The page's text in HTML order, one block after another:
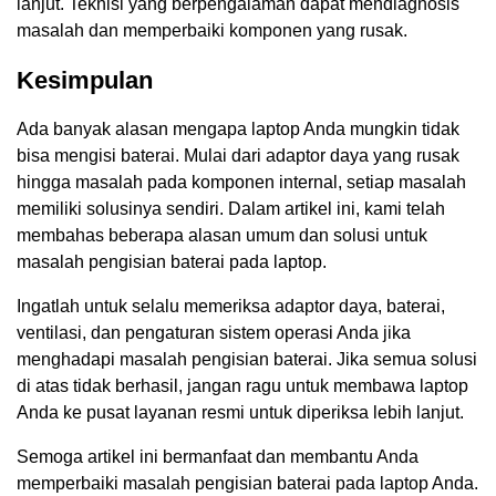
lanjut. Teknisi yang berpengalaman dapat mendiagnosis
masalah dan memperbaiki komponen yang rusak.
Kesimpulan
Ada banyak alasan mengapa laptop Anda mungkin tidak
bisa mengisi baterai. Mulai dari adaptor daya yang rusak
hingga masalah pada komponen internal, setiap masalah
memiliki solusinya sendiri. Dalam artikel ini, kami telah
membahas beberapa alasan umum dan solusi untuk
masalah pengisian baterai pada laptop.
Ingatlah untuk selalu memeriksa adaptor daya, baterai,
ventilasi, dan pengaturan sistem operasi Anda jika
menghadapi masalah pengisian baterai. Jika semua solusi
di atas tidak berhasil, jangan ragu untuk membawa laptop
Anda ke pusat layanan resmi untuk diperiksa lebih lanjut.
Semoga artikel ini bermanfaat dan membantu Anda
memperbaiki masalah pengisian baterai pada laptop Anda.